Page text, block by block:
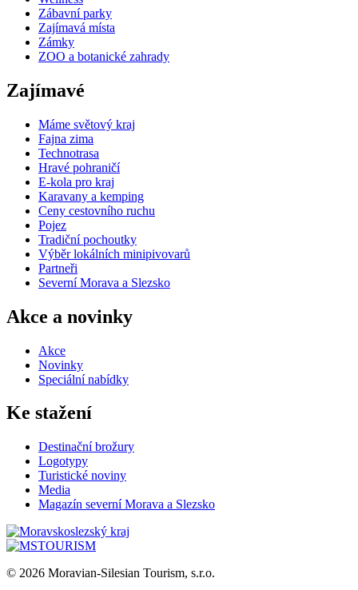
Zábavní parky
Zajímavá místa
Zámky
ZOO a botanické zahrady
Zajímavé
Máme světový kraj
Fajna zima
Technotrasa
Hravé pohraničí
E-kola pro kraj
Karavany a kemping
Ceny cestovního ruchu
Pojez
Tradiční pochoutky
Výběr lokálních minipivovarů
Partneři
Severní Morava a Slezsko
Akce a novinky
Akce
Novinky
Speciální nabídky
Ke stažení
Destinační brožury
Logotypy
Turistické noviny
Media
Magazín severní Morava a Slezsko
© 2026 Moravian-Silesian Tourism, s.r.o.